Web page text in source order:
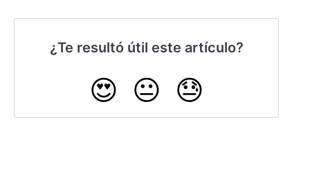
¿Te resultó útil este artículo?
😍 😐 😓